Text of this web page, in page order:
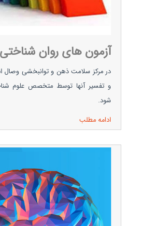
آزمون های روان شناختی
در مرکز سلامت ذهن و توانبخشی وصال
و تفسیر آنها توسط متخصص علوم
شود.
ادامه مطلب